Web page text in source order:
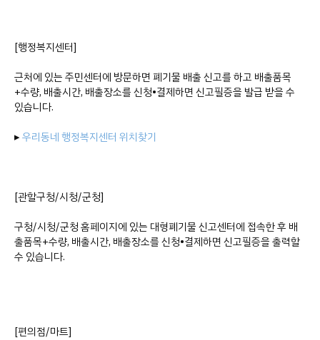
[행정복지센터]
근처에 있는 주민센터에 방문하면 폐기물 배출 신고를 하고 배출품목
+수량, 배출시간, 배출장소를 신청•결제하면 신고필증을 발급 받을 수
있습니다.
▸우리동네 행정복지센터 위치찾기
[관할구청/시청/군청]
구청/시청/군청 홈페이지에 있는 대형폐기물 신고센터에 접속한 후 배
출품목+수량, 배출시간, 배출장소를 신청•결제하면 신고필증을 출력할
수 있습니다.
[편의점/마트]